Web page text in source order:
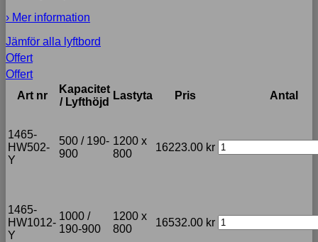
› Mer information
Jämför alla lyftbord
Offert
Offert
Art nr
Kapacitet
/ Lyfthöjd
Lastyta Pris Antal
1465-
HW502-
Y
500 / 190-
900
1200 x
800
16223.00 kr
1465-
HW1012-
Y
1000 /
190-900
1200 x
800
16532.00 kr